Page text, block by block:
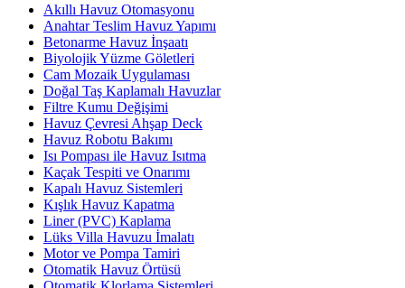
Akıllı Havuz Otomasyonu
Anahtar Teslim Havuz Yapımı
Betonarme Havuz İnşaatı
Biyolojik Yüzme Göletleri
Cam Mozaik Uygulaması
Doğal Taş Kaplamalı Havuzlar
Filtre Kumu Değişimi
Havuz Çevresi Ahşap Deck
Havuz Robotu Bakımı
Isı Pompası ile Havuz Isıtma
Kaçak Tespiti ve Onarımı
Kapalı Havuz Sistemleri
Kışlık Havuz Kapatma
Liner (PVC) Kaplama
Lüks Villa Havuzu İmalatı
Motor ve Pompa Tamiri
Otomatik Havuz Örtüsü